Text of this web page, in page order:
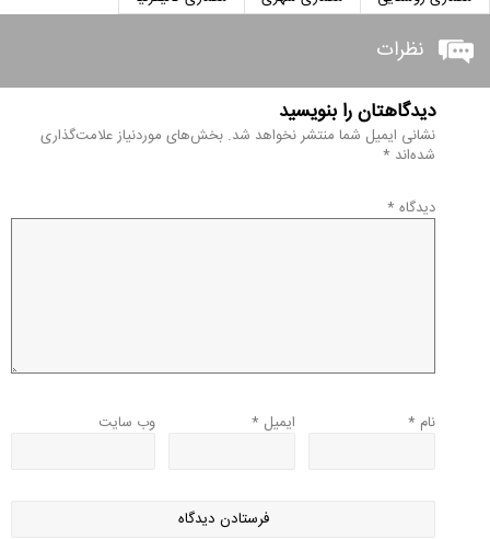
نظرات
دیدگاهتان را بنویسید
نشانی ایمیل شما منتشر نخواهد شد. بخش‌های موردنیاز علامت‌گذاری
شده‌اند *
دیدگاه *
نام * ایمیل * وب‌ سایت